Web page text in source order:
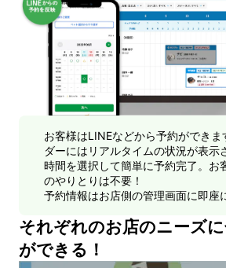
お客様はLINEなどから予約ができま
ダーにはリアルタイムの状況が表示
時間を選択して簡単に予約完了。お
のやりとりは不要！
予約情報はお店側の管理画面に即座
それぞれのお店のニーズ
ができる！